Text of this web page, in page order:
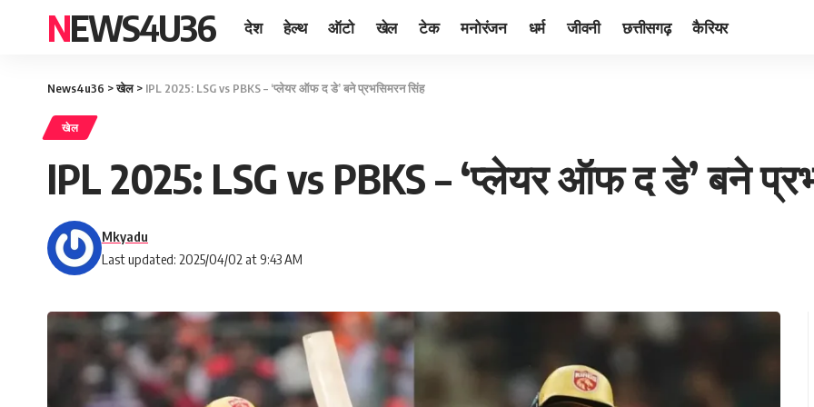
NEWS4U36 देश हेल्थ ऑटो खेल टेक मनोरंजन धर्म जीवनी छत्तीसगढ़ कैरियर
News4u36 >खेल> IPL 2025: LSG vs PBKS – ‘प्लेयर ऑफ द डे’ बने प्रभसिमरन सिंह
खेल
IPL 2025: LSG vs PBKS – ‘प्लेयर ऑफ द डे’ बने
Last updated: 2025/04/02 at 9:43 AM
Mkyadu